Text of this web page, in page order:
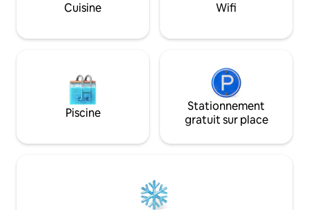
Cuisine Wifi
Piscine
Stationnement
gratuit sur place